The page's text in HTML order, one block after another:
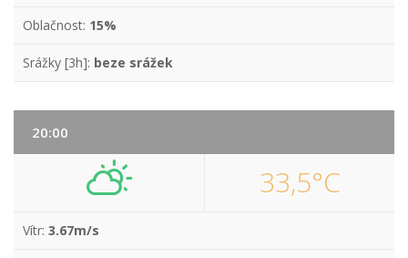
Oblačnost: 15%
Srážky [3h]: beze srážek
20:00
33,5°C
Vítr: 3.67m/s